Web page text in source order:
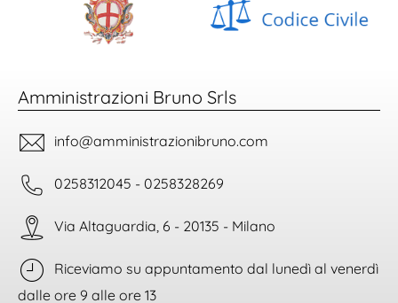
Amministrazioni Bruno Srls
info@amministrazionibruno.com
0258312045 - 0258328269
Via Altaguardia, 6 - 20135 - Milano
Riceviamo su appuntamento dal lunedì al venerdì
dalle ore 9 alle ore 13